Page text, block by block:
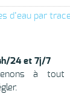
d’eau par
24 et 7j/7
à tout